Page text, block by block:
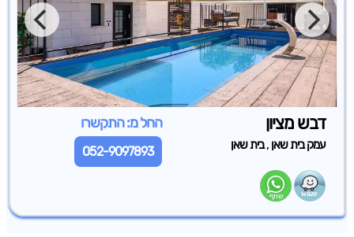
דבש מציון החל מ: התקשרו
עמק בית שאן ,בית שאן 052-9097893